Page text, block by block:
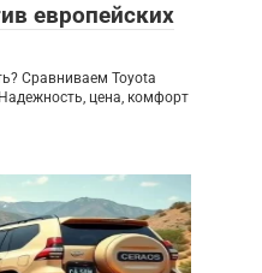
европейских
Сравниваем Toyota
цена, комфорт